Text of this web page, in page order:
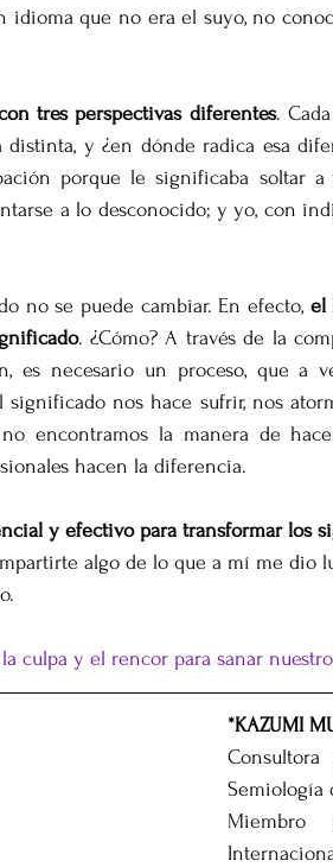
idioma que no era el suyo, no
tres perspectivas diferentes.
distinta, y ¿en dónde radica esa
porque le significaba soltar
a lo desconocido; y yo, con
no se puede cambiar. En efecto, el
. ¿Cómo? A través de la
es necesario un proceso, que a
significado nos hace sufrir, nos
encontramos la manera de
hacen la diferencia.
y efectivo para transformar los
algo de lo que a mí me dio
culpa y el rencor para sanar
*KAZUMI
Semiología
Miembro